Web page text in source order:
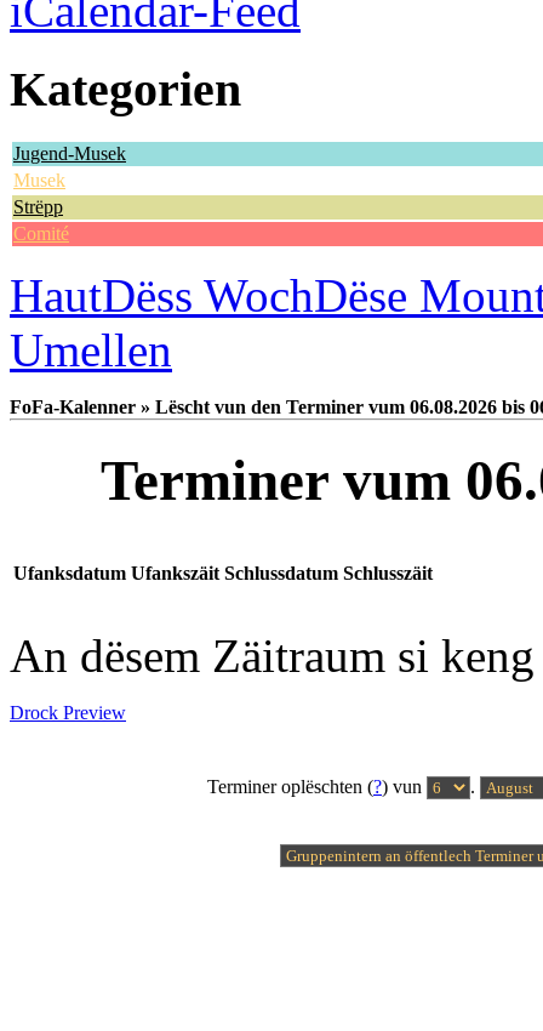
Kategorien
Jugend-Musek
Musek
Strëpp
Comité
HautDëss WochDëse
Umellen
FoFa-Kalenner » Lëscht vun den Terminer vum 06.08.2026 bis
Terminer vum
Ufanksdatum Ufankszäit Schlussdatum Schlusszäit
An dësem Zäitraum si
Drock Preview
Terminer oplëschten (?) vun .